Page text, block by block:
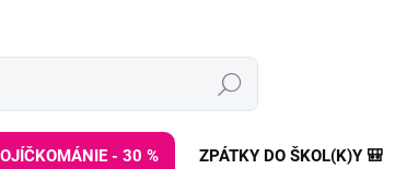
Hledat
- 30 % ZPÁTKY DO ŠKOL(K)Y 🎒